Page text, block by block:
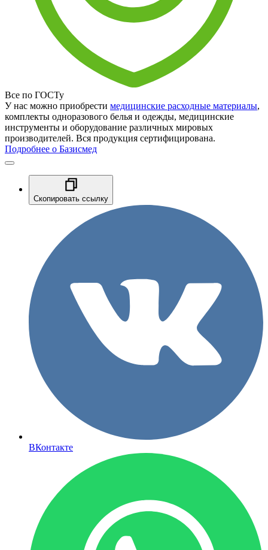
Все по ГОСТу
У нас можно приобрести медицинские расходные материалы,
комплекты одноразового белья и одежды, медицинские
инструменты и оборудование различных мировых
производителей. Вся продукция сертифицирована.
Подробнее о Базисмед
Скопировать ссылку
ВКонтакте